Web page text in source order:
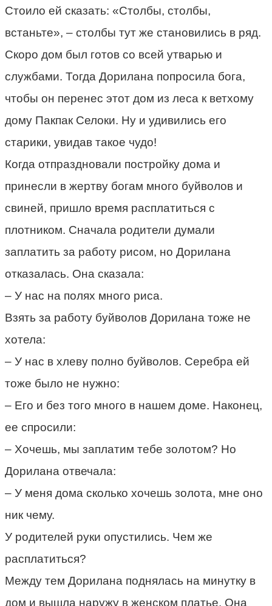
Стоило ей сказать: «Столбы, столбы,
встаньте», – столбы тут же становились в ряд.
Скоро дом был готов со всей утварью и
службами. Тогда Дорилана попросила бога,
чтобы он перенес этот дом из леса к ветхому
дому Пакпак Селоки. Ну и удивились его
старики, увидав такое чудо!
Когда отпраздновали постройку дома и
принесли в жертву богам много буйволов и
свиней, пришло время расплатиться с
плотником. Сначала родители думали
заплатить за работу рисом, но Дорилана
отказалась. Она сказала:
– У нас на полях много риса.
Взять за работу буйволов Дорилана тоже не
хотела:
– У нас в хлеву полно буйволов. Серебра ей
тоже было не нужно:
– Его и без того много в нашем доме. Наконец,
ее спросили:
– Хочешь, мы заплатим тебе золотом? Но
Дорилана отвечала:
– У меня дома сколько хочешь золота, мне оно
ник чему.
У родителей руки опустились. Чем же
расплатиться?
Между тем Дорилана поднялась на минутку в
дом и вышла наружу в женском платье. Она